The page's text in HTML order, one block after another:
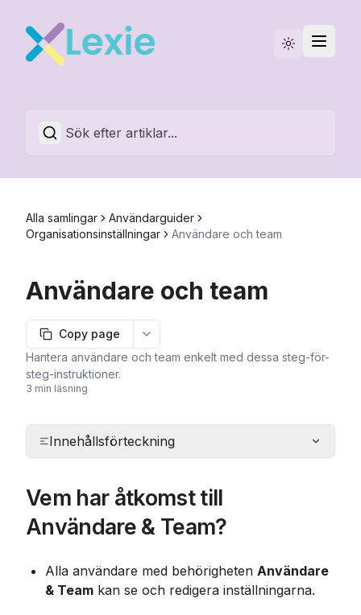
Svenska
Alla samlingar
Användarguider
Organisationsinställningar
Användare och team
Användare och team
Copy page
More options
Hantera användare och team enkelt med dessa steg-för-
steg-instruktioner.
3 min läsning
Innehållsförteckning
Vem har åtkomst till
Användare & Team?
Alla användare med behörigheten Användare
& Team kan se och redigera inställningarna.